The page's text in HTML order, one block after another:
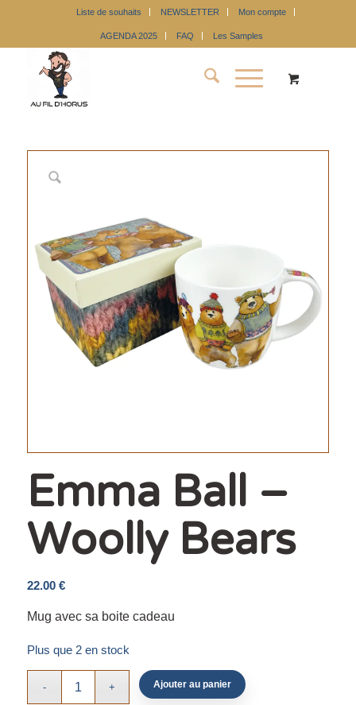
Liste de souhaits NEWSLETTER Mon compte
AGENDA 2025 FAQ Les Samples
Emma Ball –
Woolly Bears
22.00 €
Mug avec sa boite cadeau
Plus que 2 en stock
Ajouter au panier